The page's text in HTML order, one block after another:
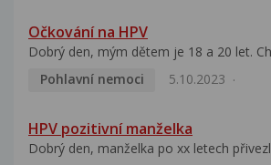
Očkování na HPV
Dobrý den, mým dětem je 18 a 20 let.
Pohlavní nemoci
5.10.2023
HPV pozitivní manželka
Dobrý den, manželka po xx letech